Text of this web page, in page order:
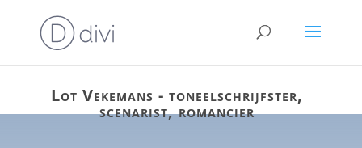
Lot Vekemans - toneelschrijfster,
scenarist, romancier